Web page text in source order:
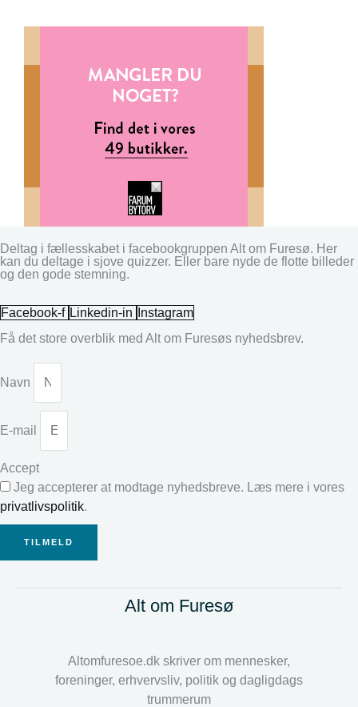
Deltag i fællesskabet i facebookgruppen Alt om Furesø. Her
kan du deltage i sjove quizzer. Eller bare nyde de flotte billeder
og den gode stemning.
Facebook-f Linkedin-in
Instagram
Få det store overblik med Alt om Furesøs nyhedsbrev.
Navn
E-mail
Accept
Jeg accepterer at modtage nyhedsbreve. Læs mere i vores
privatlivspolitik.
TILMELD
Alt om Furesø
Altomfuresoe.dk skriver om mennesker,
foreninger, erhvervsliv, politik og dagligdags
trummerum